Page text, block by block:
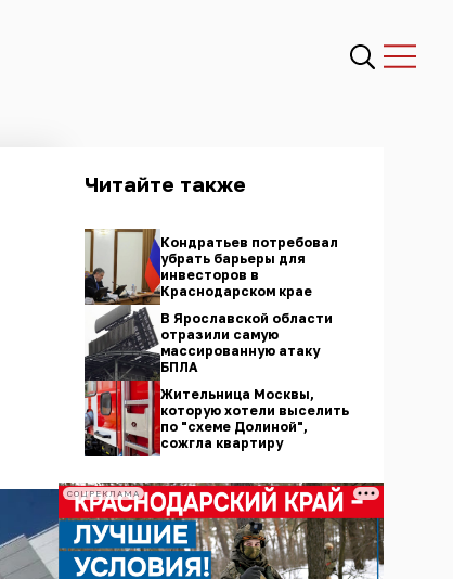
Читайте также
Кондратьев потребовал
убрать барьеры для
инвесторов в
Краснодарском крае
В Ярославской области
отразили самую
массированную атаку
БПЛА
Жительница Москвы,
которую хотели выселить
по "схеме Долиной",
сожгла квартиру
СОЦРЕКЛАМА